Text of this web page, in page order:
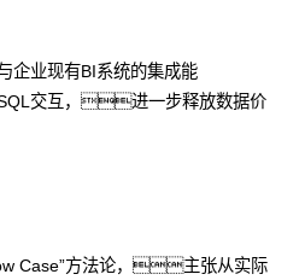
业现有BI系统的集成能
交互，进一步释放数据价
Case”方法论，主张从实际